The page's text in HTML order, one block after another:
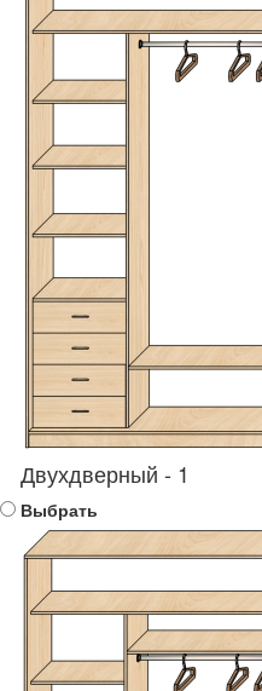
Двухдверный - 1
Выбрать